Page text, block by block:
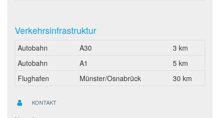
Verkehrsinfrastruktur
Autobahn A30
3 km
Autobahn
A1
5 km
Flughafen
Münster/Osnabrück 30 km
KONTAKT